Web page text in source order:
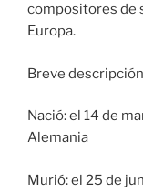
compositores de
Europa.
Breve
Nació: el 14 de
Alemania
Murió: el 25 de